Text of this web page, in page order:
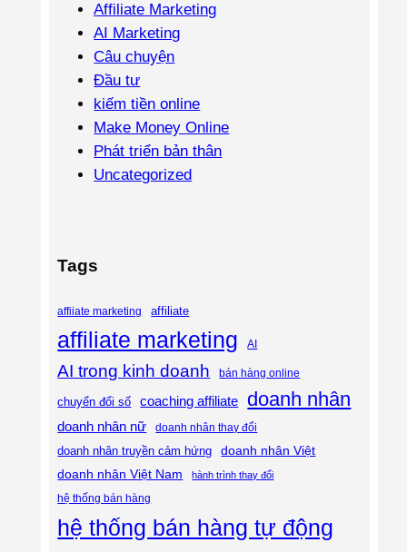
Affiliate Marketing
AI Marketing
Câu chuyện
Đầu tư
kiếm tiền online
Make Money Online
Phát triển bản thân
Uncategorized
Tags
affiiate marketing affiliate
affiliate marketing AI
AI trong kinh doanh bán hàng online
chuyển đổi số coaching affiliate doanh nhân
doanh nhân nữ doanh nhân thay đổi
doanh nhân truyền cảm hứng
doanh nhân Việt
doanh nhân Việt Nam
hành trình thay đổi
hệ thống bán hàng
hệ thống bán hàng tự động